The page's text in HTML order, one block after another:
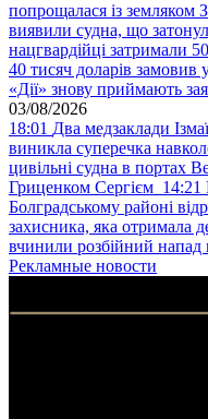
попрощалася із земляком
виявили судна, що
нацгвардійці затримали
40 тисяч доларів замовив
«Дії» знову приймають
03/08/2026
18:01 Два медзаклади
виникла суперечка
цивільні судна в портах
Гриценком Сергієм 14:21
Болградському районі
захисника, яка отримала
вчинили розбійний напад
Рекламные новости